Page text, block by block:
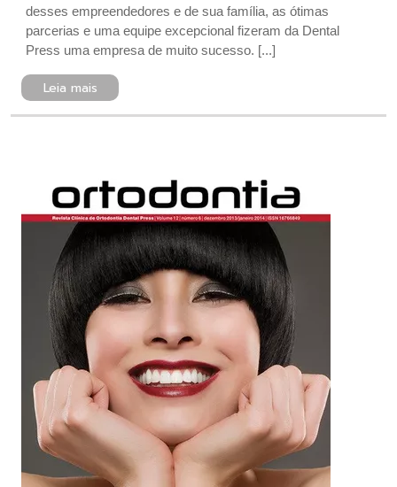
desses empreendedores e de sua família, as ótimas
parcerias e uma equipe excepcional fizeram da Dental
Press uma empresa de muito sucesso. [...]
Leia mais